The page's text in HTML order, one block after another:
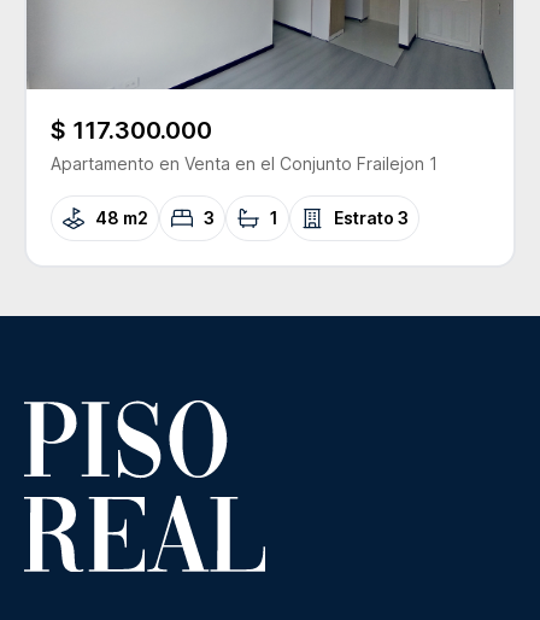
$ 117.300.000
Apartamento en Venta en el Conjunto Frailejon 1
48 m2 3 1 Estrato 3